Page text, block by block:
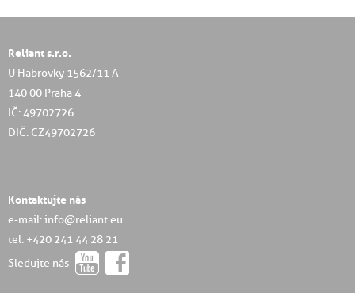
Reliant s.r.o.
U Habrovky 1562/11 A
140 00 Praha 4
IČ: 49702726
DIČ: CZ49702726
Kontaktujte nás
e-mail: info@reliant.eu
tel: +420 241 44 28 21
Sledujte nás